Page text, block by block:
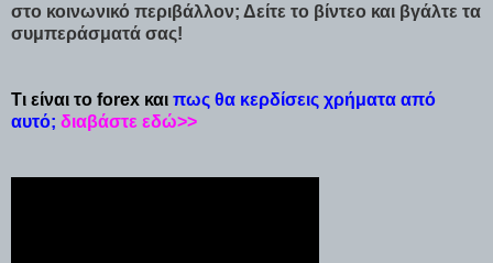
στο κοινωνικό περιβάλλον; Δείτε το βίντεο και βγάλτε τα
συμπεράσματά σας!
Τι είναι το forex και πως θα κερδίσεις χρήματα από
αυτό; διαβάστε εδώ>>